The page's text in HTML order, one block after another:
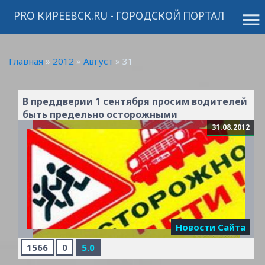
menu
PRO КИРЕЕВСК.RU - ГОРОДСКОЙ ПОРТАЛ
Главная » 2012 » Август » 31
В преддверии 1 сентября просим водителей
быть предельно осторожными
1566 0 5.0
31.08.2012
Новости Сайта